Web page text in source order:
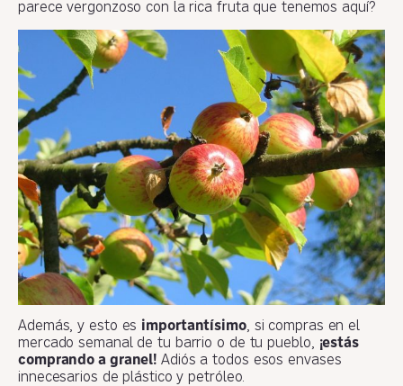
parece vergonzoso con la rica fruta que tenemos aquí?
Además, y esto es importantísimo, si compras en el
mercado semanal de tu barrio o de tu pueblo, ¡estás
comprando a granel! Adiós a todos esos envases
innecesarios de plástico y petróleo.